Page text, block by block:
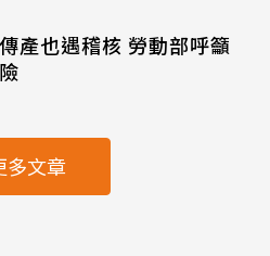
產也遇稽核 勞動部呼籲
多文章